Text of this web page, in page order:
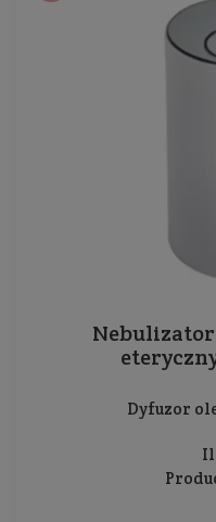
Dyfuzor